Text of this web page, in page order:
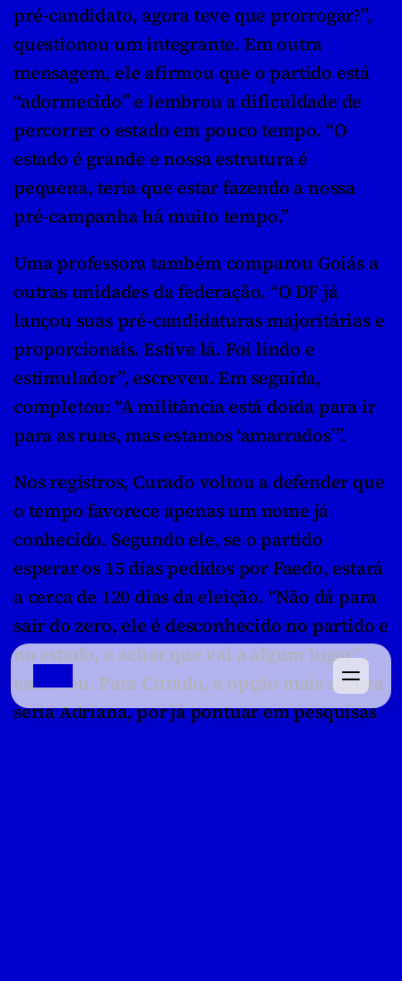
pré-candidato, agora teve que prorrogar?”,
questionou um integrante. Em outra
mensagem, ele afirmou que o partido está
“adormecido” e lembrou a dificuldade de
percorrer o estado em pouco tempo. “O
estado é grande e nossa estrutura é
pequena, teria que estar fazendo a nossa
pré-campanha há muito tempo.”
Uma professora também comparou Goiás a
outras unidades da federação. “O DF já
lançou suas pré-candidaturas majoritárias e
proporcionais. Estive lá. Foi lindo e
estimulador”, escreveu. Em seguida,
completou: “A militância está doida para ir
para as ruas, mas estamos ‘amarrados’”.
Nos registros, Curado voltou a defender que
o tempo favorece apenas um nome já
conhecido. Segundo ele, se o partido
esperar os 15 dias pedidos por Faedo, estará
a cerca de 120 dias da eleição. “Não dá para
sair do zero, ele é desconhecido no partido e
no estado, e achar que vai a algum lugar”,
escreveu. Para Curado, a opção mais segura
seria Adriana, por já pontuar em pesquisas